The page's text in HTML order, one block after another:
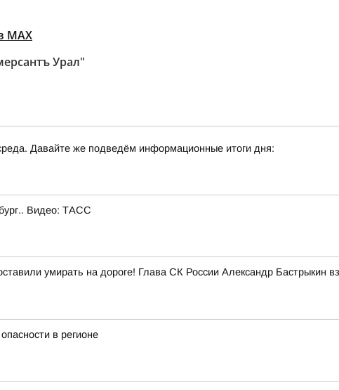
MAX
Урал"
Давайте же подведём информационные итоги дня:
Видео: ТАСС
умирать на дороге! Глава СК России Александр Бастрыкин
в регионе